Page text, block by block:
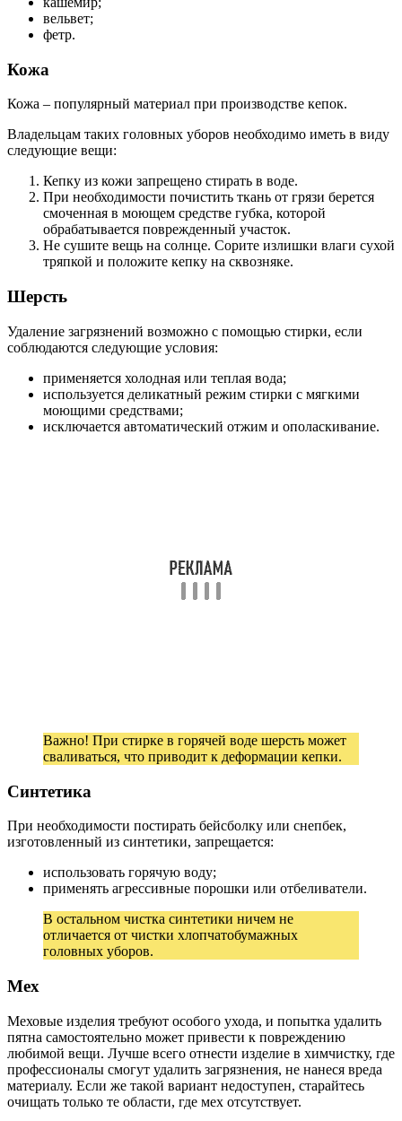
вельвет;
фетр.
Кожа
Кожа – популярный материал при производстве кепок.
Владельцам таких головных уборов необходимо иметь в виду
следующие вещи:
Кепку из кожи запрещено стирать в воде.
При необходимости почистить ткань от грязи берется
смоченная в моющем средстве губка, которой
обрабатывается поврежденный участок.
Не сушите вещь на солнце. Сорите излишки влаги сухой
тряпкой и положите кепку на сквозняке.
Шерсть
Удаление загрязнений возможно с помощью стирки, если
соблюдаются следующие условия:
применяется холодная или теплая вода;
используется деликатный режим стирки с мягкими
моющими средствами;
исключается автоматический отжим и ополаскивание.
Важно! При стирке в горячей воде шерсть может
сваливаться, что приводит к деформации кепки.
Синтетика
При необходимости постирать бейсболку или снепбек,
изготовленный из синтетики, запрещается:
использовать горячую воду;
применять агрессивные порошки или отбеливатели.
В остальном чистка синтетики ничем не
отличается от чистки хлопчатобумажных
головных уборов.
Мех
Меховые изделия требуют особого ухода, и попытка удалить
пятна самостоятельно может привести к повреждению
любимой вещи. Лучше всего отнести изделие в химчистку, где
профессионалы смогут удалить загрязнения, не нанеся вреда
материалу. Если же такой вариант недоступен, старайтесь
очищать только те области, где мех отсутствует.